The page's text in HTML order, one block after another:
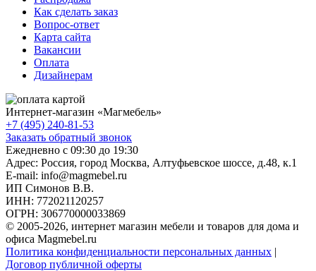
Как сделать заказ
Вопрос-ответ
Карта сайта
Вакансии
Оплата
Дизайнерам
Интернет-магазин «Магмебель»
+7 (495) 240-81-53
Заказать обратный звонок
Ежедневно с 09:30 до 19:30
Адрес: Россия, город Москва, Алтуфьевское шоссе, д.48, к.1
E-mail: info@magmebel.ru
ИП Симонов В.В.
ИНН: 772021120257
ОГРН: 306770000033869
© 2005-2026, интернет магазин мебели и товаров для дома и
офиса Magmebel.ru
Политика конфиденциальности персональных данных |
Договор публичной оферты